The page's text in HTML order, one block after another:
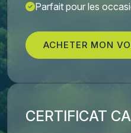
Parfait pour les
ACHETER MON
CERTIFICAT